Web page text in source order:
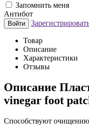
Запомнить меня
Антибот
Войти
Товар
Описание
Характеристики
Отзывы
Описание
vinegar foot
Способствуют очищению